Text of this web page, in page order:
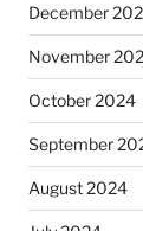
December
November
October 2024
September
August 2024